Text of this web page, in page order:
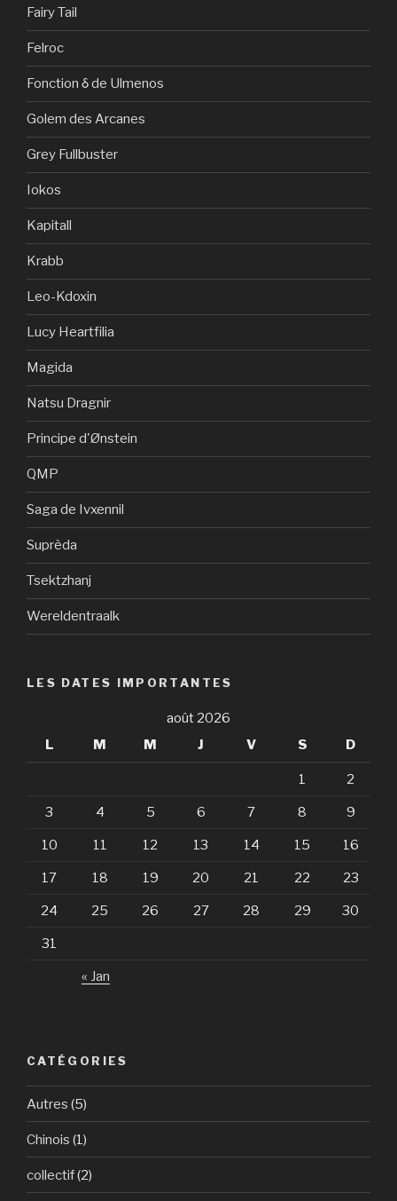
Fairy Tail
Felroc
Fonction δ de Ulmenos
Golem des Arcanes
Grey Fullbuster
Iokos
Kapitall
Krabb
Leo-Kdoxin
Lucy Heartfilia
Magida
Natsu Dragnir
Principe d'Ønstein
QMP
Saga de Ivxennil
Suprèda
Tsektzhanj
Wereldentraalk
LES DATES IMPORTANTES
août 2026
L
M M J V S D
1 2
3 4 5 6 7 8 9
10 11 12 13 14 15 16
17 18 19 20 21 22 23
24 25 26 27 28 29 30
31
« Jan
CATÉGORIES
Autres (5)
Chinois (1)
collectif(2)